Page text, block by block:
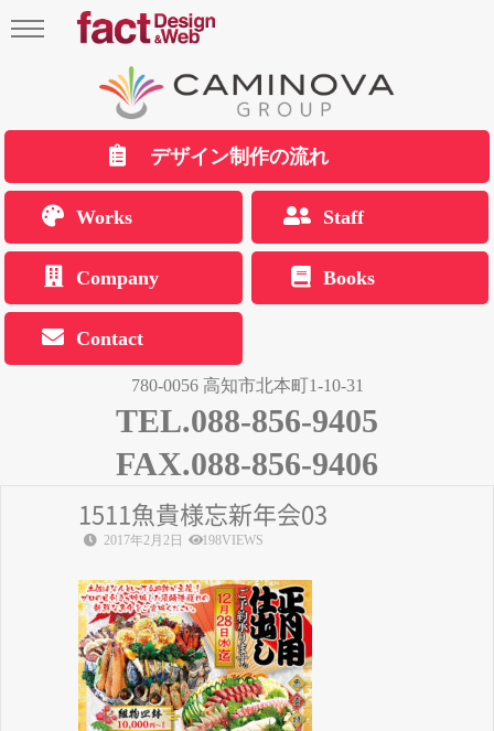
デザイン制作の流れ
Works Staff
Company Books
Contact
780-0056 高知市北本町1-10-31
TEL.088-856-9405
FAX.088-856-9406
1511魚貴様忘新年会03
2017年2月2日 198VIEWS